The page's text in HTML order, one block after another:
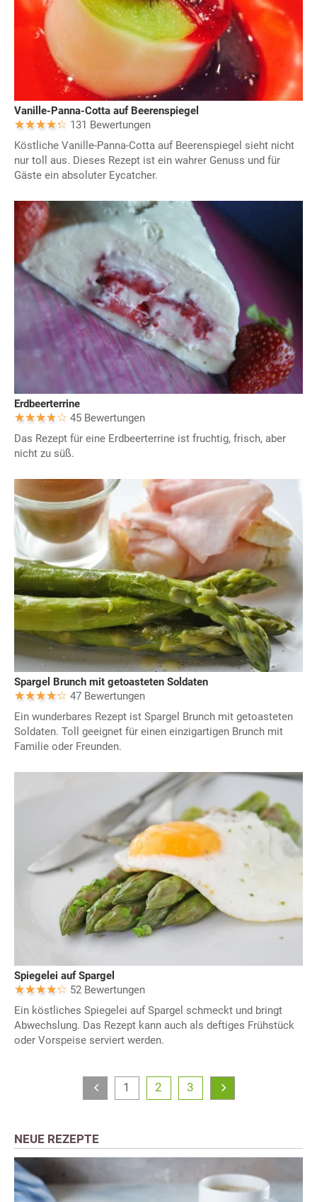
Vanille-Panna-Cotta auf Beerenspiegel
131 Bewertungen
Köstliche Vanille-Panna-Cotta auf Beerenspiegel sieht nicht
nur toll aus. Dieses Rezept ist ein wahrer Genuss und für
Gäste ein absoluter Eycatcher.
Erdbeerterrine
45 Bewertungen
Das Rezept für eine Erdbeerterrine ist fruchtig, frisch, aber
nicht zu süß.
Spargel Brunch mit getoasteten Soldaten
47 Bewertungen
Ein wunderbares Rezept ist Spargel Brunch mit getoasteten
Soldaten. Toll geeignet für einen einzigartigen Brunch mit
Familie oder Freunden.
Spiegelei auf Spargel
52 Bewertungen
Ein köstliches Spiegelei auf Spargel schmeckt und bringt
Abwechslung. Das Rezept kann auch als deftiges Frühstück
oder Vorspeise serviert werden.
1 2 3
NEUE REZEPTE